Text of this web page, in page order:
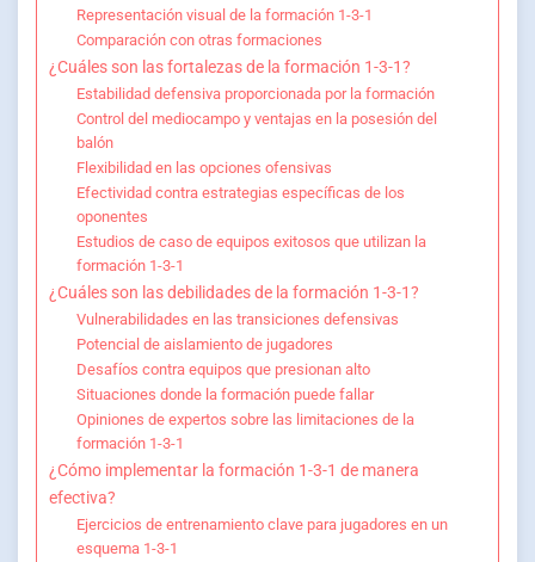
Representación visual de la formación 1-3-1
Comparación con otras formaciones
¿Cuáles son las fortalezas de la formación 1-3-1?
Estabilidad defensiva proporcionada por la formación
Control del mediocampo y ventajas en la posesión del
balón
Flexibilidad en las opciones ofensivas
Efectividad contra estrategias específicas de los
oponentes
Estudios de caso de equipos exitosos que utilizan la
formación 1-3-1
¿Cuáles son las debilidades de la formación 1-3-1?
Vulnerabilidades en las transiciones defensivas
Potencial de aislamiento de jugadores
Desafíos contra equipos que presionan alto
Situaciones donde la formación puede fallar
Opiniones de expertos sobre las limitaciones de la
formación 1-3-1
¿Cómo implementar la formación 1-3-1 de manera
efectiva?
Ejercicios de entrenamiento clave para jugadores en un
esquema 1-3-1